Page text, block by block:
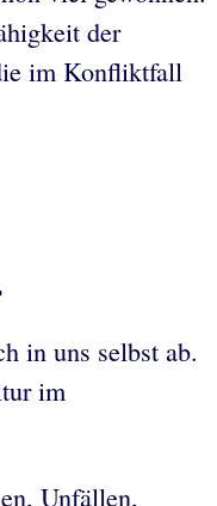
der
im Konfliktfall
in uns selbst ab.
im
Unfällen,